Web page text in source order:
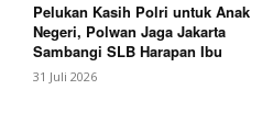
Pelukan Kasih Polri untuk Anak
Negeri, Polwan Jaga Jakarta
Sambangi SLB Harapan Ibu
31 Juli 2026